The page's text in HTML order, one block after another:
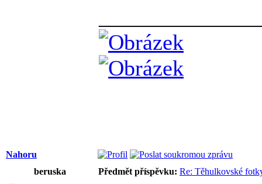
Nahoru
beruska
Předmět příspěvku: Re: Těhulkovské